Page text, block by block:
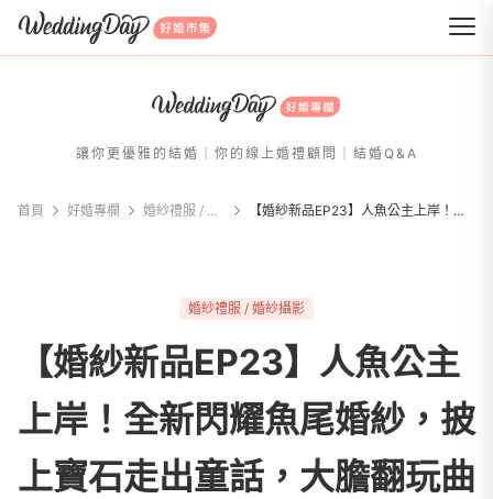
WeddingDay 好婚市集
讓你更優雅的結婚｜你的線上婚禮顧問｜結婚Q&A
首頁 好婚專欄 婚紗禮服 / 婚紗攝影 【婚紗新品EP23】人魚公主上岸！全新閃耀魚尾婚紗，披上寶石走出童話，大膽翻玩曲線美
婚紗禮服 / 婚紗攝影
【婚紗新品EP23】人魚公主
上岸！全新閃耀魚尾婚紗，披
上寶石走出童話，大膽翻玩曲